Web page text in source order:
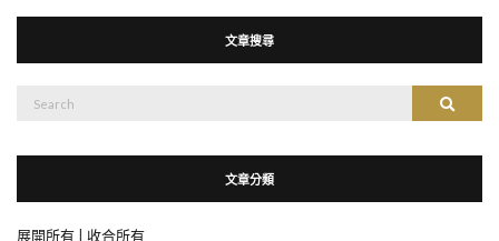
文章搜尋
搜尋
文章分類
展開所有
收合所有